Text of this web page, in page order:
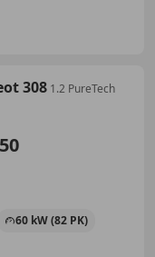
308 1.2 PureTech
60 kW (82 PK)